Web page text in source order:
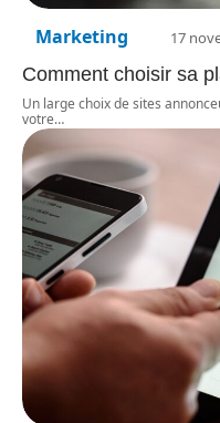
Marketing 17
Comment choisir sa
Un large choix de sites
votre…